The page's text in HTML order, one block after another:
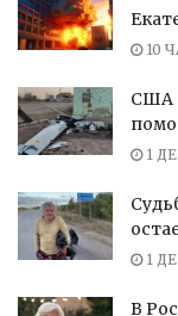
10
США
1
1
В